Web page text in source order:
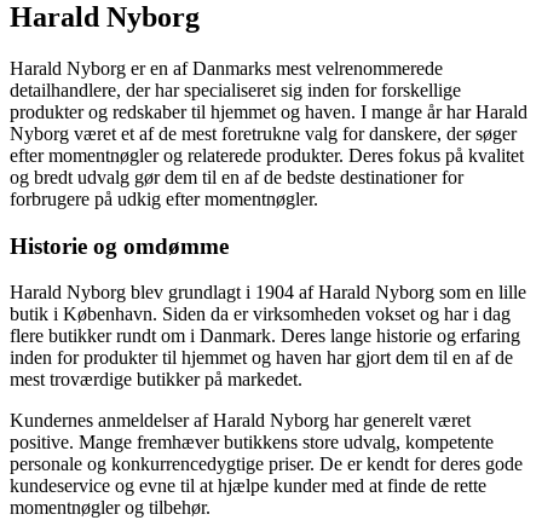
Harald Nyborg
Harald Nyborg er en af Danmarks mest velrenommerede
detailhandlere, der har specialiseret sig inden for forskellige
produkter og redskaber til hjemmet og haven. I mange år har Harald
Nyborg været et af de mest foretrukne valg for danskere, der søger
efter momentnøgler og relaterede produkter. Deres fokus på kvalitet
og bredt udvalg gør dem til en af de bedste destinationer for
forbrugere på udkig efter momentnøgler.
Historie og omdømme
Harald Nyborg blev grundlagt i 1904 af Harald Nyborg som en lille
butik i København. Siden da er virksomheden vokset og har i dag
flere butikker rundt om i Danmark. Deres lange historie og erfaring
inden for produkter til hjemmet og haven har gjort dem til en af de
mest troværdige butikker på markedet.
Kundernes anmeldelser af Harald Nyborg har generelt været
positive. Mange fremhæver butikkens store udvalg, kompetente
personale og konkurrencedygtige priser. De er kendt for deres gode
kundeservice og evne til at hjælpe kunder med at finde de rette
momentnøgler og tilbehør.